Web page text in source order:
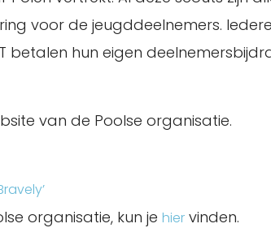
voor de jeugddeelnemers.
betalen hun eigen
van de Poolse organisatie.
organisatie, kun je hier vinden.